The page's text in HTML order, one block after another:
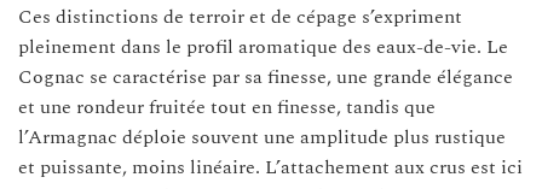
Ces distinctions de terroir et de cépage s’expriment
pleinement dans le profil aromatique des eaux-de-vie. Le
Cognac se caractérise par sa finesse, une grande élégance
et une rondeur fruitée tout en finesse, tandis que
l’Armagnac déploie souvent une amplitude plus rustique
et puissante, moins linéaire. L’attachement aux crus est ici